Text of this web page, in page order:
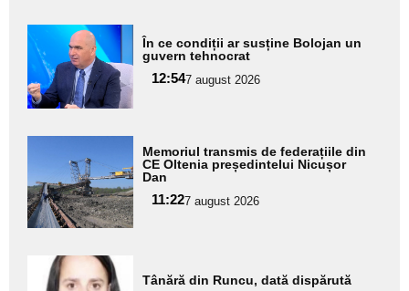
Adaugă
aici textul
pentru
subtitlu
În ce condiții ar susține Bolojan un
guvern tehnocrat
12:547 august 2026
aici textul
pentru
subtitlu
Memoriul transmis de federațiile din
CE Oltenia președintelui Nicușor
Dan
11:227 august 2026
Adaugă
Tânără din Runcu, dată dispărută